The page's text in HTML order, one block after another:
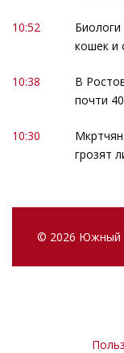
10:52
кошек и
10:38
В
почти
10:30
грозят
© 2026 Южный